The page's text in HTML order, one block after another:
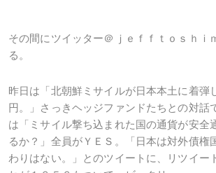
その間にツイッター＠ｊｅｆｆｔｏｓｈｉ
る。
昨日は「北朝鮮ミサイルが日本本土に着弾
円。」さっきヘッジファンドたちとの対話
は「ミサイル撃ち込まれた国の通貨が安全
るか？」全員がＹＥＳ。「日本は対外債権
わりはない。」とのツイートに、リツイー